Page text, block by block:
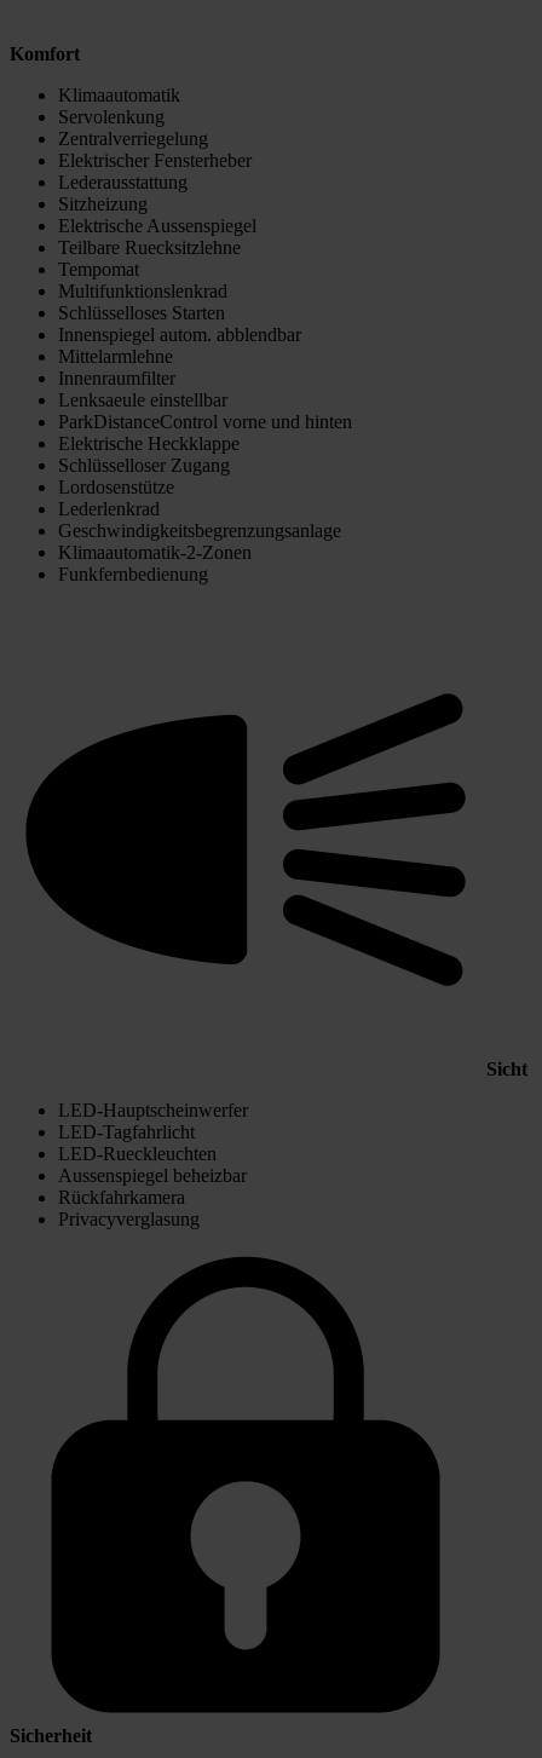
Komfort
Klimaautomatik
Servolenkung
Zentralverriegelung
Elektrischer Fensterheber
Lederausstattung
Sitzheizung
Elektrische Aussenspiegel
Teilbare Ruecksitzlehne
Tempomat
Multifunktionslenkrad
Schlüsselloses Starten
Innenspiegel autom. abblendbar
Mittelarmlehne
Innenraumfilter
Lenksaeule einstellbar
ParkDistanceControl vorne und hinten
Elektrische Heckklappe
Schlüsselloser Zugang
Lordosenstütze
Lederlenkrad
Geschwindigkeitsbegrenzungsanlage
Klimaautomatik-2-Zonen
Funkfernbedienung
Sicht
LED-Hauptscheinwerfer
LED-Tagfahrlicht
LED-Rueckleuchten
Aussenspiegel beheizbar
Rückfahrkamera
Privacyverglasung
Sicherheit